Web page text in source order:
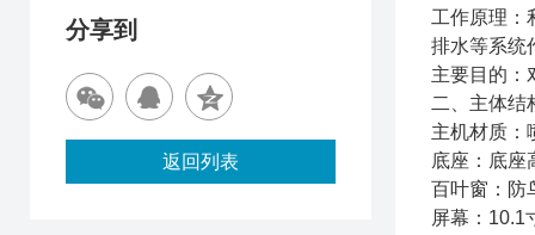
工作原理：
排水等系统
主要目的：
二、主体结
主机材质：
底座：底座
百叶窗：防
屏幕：10.1
分享到
返回列表